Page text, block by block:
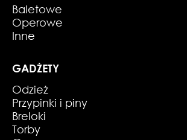
Baletowe
Operowe
Inne
GADŻETY
Odzież
Przypinki i piny
Breloki
Torby